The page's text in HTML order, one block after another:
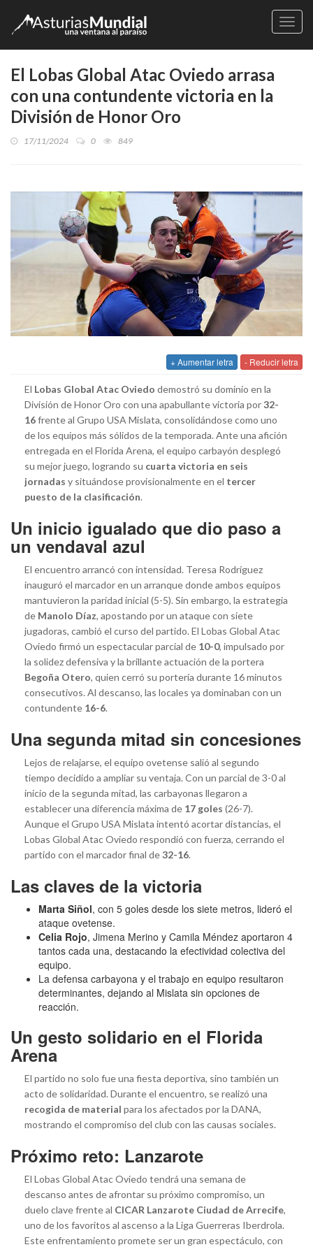
El Lobas Global Atac Oviedo arrasa
con una contundente victoria en la
División de Honor Oro
17/11/2024 0 849
+ Aumentar letra - Reducir letra
El Lobas Global Atac Oviedo demostró su dominio en la
División de Honor Oro con una apabullante victoria por32-
16frente al Grupo USA Mislata, consolidándose como uno
de los equipos más sólidos de la temporada. Ante una afición
entregada en el Florida Arena, el equipo carbayón desplegó
su mejor juego, logrando su cuarta victoria en seis
jornadas y situándose provisionalmente en el tercer
puesto de la clasificación.
Un inicio igualado que dio paso a
un vendaval azul
El encuentro arrancó con intensidad. Teresa Rodríguez
inauguró el marcador en un arranque donde ambos equipos
mantuvieron la paridad inicial (5-5). Sin embargo, la estrategia
de Manolo Díaz, apostando por un ataque con siete
jugadoras, cambió el curso del partido. El Lobas Global Atac
Oviedo firmó un espectacular parcial de 10-0, impulsado por
la solidez defensiva y la brillante actuación de la portera
Begoña Otero, quien cerró su portería durante 16 minutos
consecutivos. Al descanso, las locales ya dominaban con un
contundente 16-6.
Una segunda mitad sin concesiones
Lejos de relajarse, el equipo ovetense salió al segundo
tiempo decidido a ampliar su ventaja. Con un parcial de 3-0 al
inicio de la segunda mitad, las carbayonas llegaron a
establecer una diferencia máxima de 17 goles (26-7).
Aunque el Grupo USA Mislata intentó acortar distancias, el
Lobas Global Atac Oviedo respondió con fuerza, cerrando el
partido con el marcador final de32-16.
Las claves de la victoria
Marta Siñol, con 5 goles desde los siete metros, lideró el
ataque ovetense.
Celia Rojo, Jimena Merino y Camila Méndez aportaron 4
tantos cada una, destacando la efectividad colectiva del
equipo.
La defensa carbayona y el trabajo en equipo resultaron
determinantes, dejando al Mislata sin opciones de
reacción.
Un gesto solidario en el Florida
Arena
El partido no solo fue una fiesta deportiva, sino también un
acto de solidaridad. Durante el encuentro, se realizó una
recogida de material para los afectados por la DANA,
mostrando el compromiso del club con las causas sociales.
Próximo reto: Lanzarote
El Lobas Global Atac Oviedo tendrá una semana de
descanso antes de afrontar su próximo compromiso, un
duelo clave frente al CICAR Lanzarote Ciudad de Arrecife,
uno de los favoritos al ascenso a la Liga Guerreras Iberdrola.
Este enfrentamiento promete ser un gran espectáculo, con